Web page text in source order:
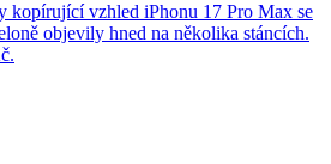
kopírující vzhled iPhonu 17 Pro Max se
objevily hned na několika stáncích.